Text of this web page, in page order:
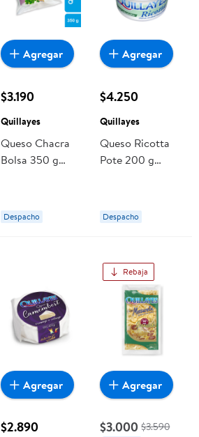
$3.190
Quillayes
Queso Chacra
Bolsa 350 g
Despacho
Agregar
$4.250
Quillayes
Queso Ricotta
Pote 200 g
Despacho
Agregar
$2.890
Agregar
Rebaja
$3.000 $3.590
Agregar